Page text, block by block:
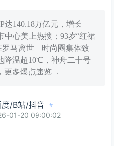
达140.18万亿元，增长
中心美上热搜；93岁“红裙
罗马离世，时尚圈集体致
降温超10℃，神舟二十号
更多爆点速览→
/B站/抖音 #
01-20 09:00:02